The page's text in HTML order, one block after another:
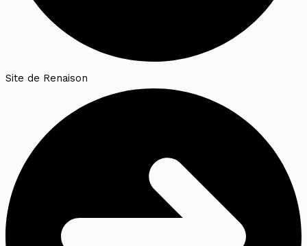
Site de Renaison